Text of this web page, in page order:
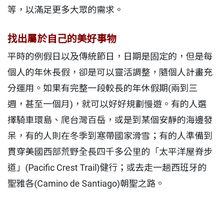
等，以滿足更多大眾的需求。
找出屬於自己的美好事物
平時的例假日以及傳統節日，日期是固定的，但是每
個人的年休長假，卻是可以靈活調整，隨個人計畫充
分運用。如果有完整一段較長的年休假期(兩到三
週，甚至一個月)，就可以好好規劃慢遊。有的人選
擇騎車環島、爬台灣百岳，或是到某個安靜的海邊發
呆，有的人則在冬季到寒帶國家滑雪；有的人準備到
貫穿美國西部荒野全長四千多公里的「太平洋屋脊步
道」(Pacific Crest Trail)健行；或去走一趟西班牙的
聖雅各(Camino de Santiago)朝聖之路。